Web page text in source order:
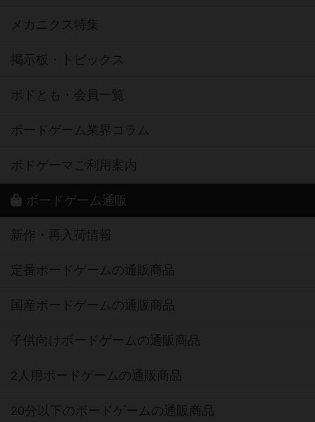
メカニクス特集
掲示板・トピックス
ボドとも・会員一覧
ボードゲーム業界コラム
ボドゲーマご利用案内
ボードゲーム通販
新作・再入荷情報
定番ボードゲームの通販商品
国産ボードゲームの通販商品
子供向けボードゲームの通販商品
2人用ボードゲームの通販商品
20分以下のボードゲームの通販商品